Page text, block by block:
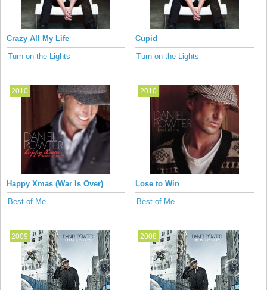
Crazy All My Life
Turn on the Lights
Cupid
Turn on the Lights
2010
Happy Xmas (War Is Over)
Best of Me
2010
Lose to Win
Best of Me
2009 2008